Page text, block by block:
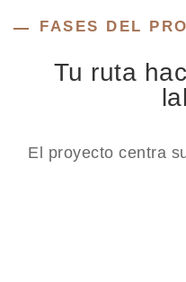
FASES DEL
Tu ruta
El proyecto centra